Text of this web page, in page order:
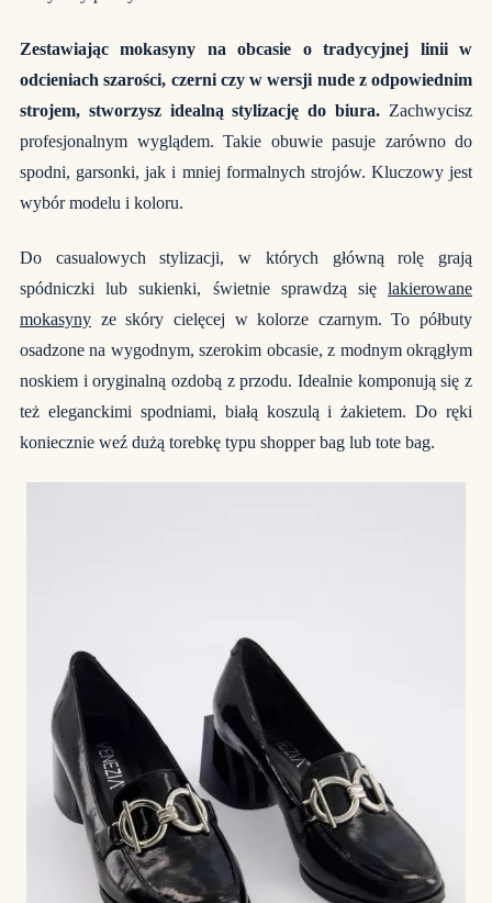
Zestawiając mokasyny na obcasie o tradycyjnej linii w
odcieniach szarości, czerni czy w wersji nude z odpowiednim
strojem, stworzysz idealną stylizację do biura. Zachwycisz
profesjonalnym wyglądem. Takie obuwie pasuje zarówno do
spodni, garsonki, jak i mniej formalnych strojów. Kluczowy jest
wybór modelu i koloru.
Do casualowych stylizacji, w których główną rolę grają
spódniczki lub sukienki, świetnie sprawdzą się lakierowane
mokasyny ze skóry cielęcej w kolorze czarnym. To półbuty
osadzone na wygodnym, szerokim obcasie, z modnym okrągłym
noskiem i oryginalną ozdobą z przodu. Idealnie komponują się z
też eleganckimi spodniami, białą koszulą i żakietem. Do ręki
koniecznie weź dużą torebkę typu shopper bag lub tote bag.